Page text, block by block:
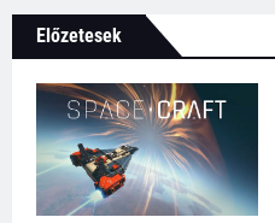
Előzetesek